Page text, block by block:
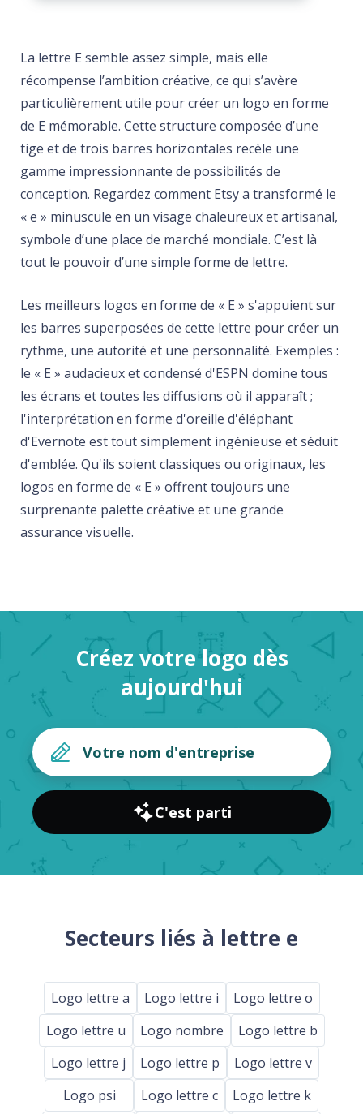
La lettre E semble assez simple, mais elle
récompense l’ambition créative, ce qui s’avère
particulièrement utile pour créer un logo en forme
de E mémorable. Cette structure composée d’une
tige et de trois barres horizontales recèle une
gamme impressionnante de possibilités de
conception. Regardez comment Etsy a transformé le
« e » minuscule en un visage chaleureux et artisanal,
symbole d’une place de marché mondiale. C’est là
tout le pouvoir d’une simple forme de lettre.
Les meilleurs logos en forme de « E » s'appuient sur
les barres superposées de cette lettre pour créer un
rythme, une autorité et une personnalité. Exemples :
le « E » audacieux et condensé d'ESPN domine tous
les écrans et toutes les diffusions où il apparaît ;
l'interprétation en forme d'oreille d'éléphant
d'Evernote est tout simplement ingénieuse et séduit
d'emblée. Qu'ils soient classiques ou originaux, les
logos en forme de « E » offrent toujours une
surprenante palette créative et une grande
assurance visuelle.
Créez votre logo dès
aujourd'hui
C'est parti
Secteurs liés à lettre e
Logo lettre a Logo lettre i
Logo lettre o
Logo lettre u
Logo nombre
Logo lettre b
Logo lettre j
Logo lettre p
Logo lettre v
Logo psi
Logo lettre c
Logo lettre k